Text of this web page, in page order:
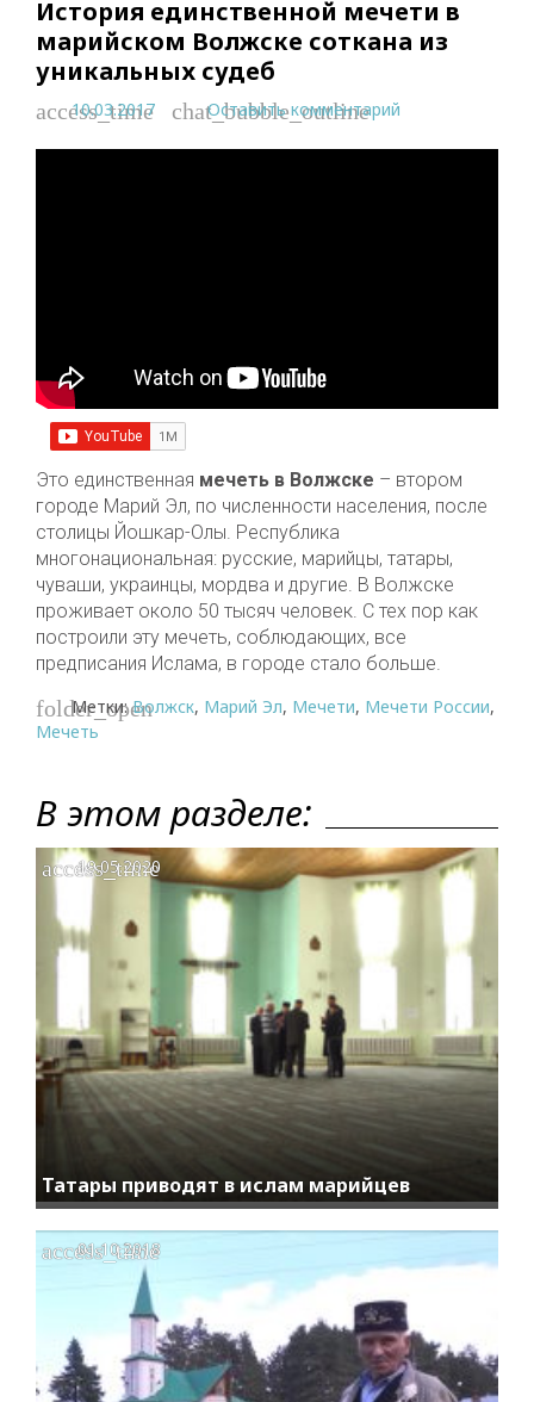
История единственной мечети в
марийском Волжске соткана из
уникальных судеб
access_time
10.03.2017 chat_bubble_outline
Оставить комментарий
Это единственная мечеть в Волжске – втором
городе Марий Эл, по численности населения, после
столицы Йошкар-Олы. Республика
многонациональная: русские, марийцы, татары,
чуваши, украинцы, мордва и другие. В Волжске
проживает около 50 тысяч человек. С тех пор как
построили эту мечеть, соблюдающих, все
предписания Ислама, в городе стало больше.
folder_open
Метки:Волжск, Марий Эл, Мечети, Мечети России,
Мечеть
В этом разделе:
Татары приводят в ислам марийцев
access_time
19.05.2020
access_time
01.10.2018